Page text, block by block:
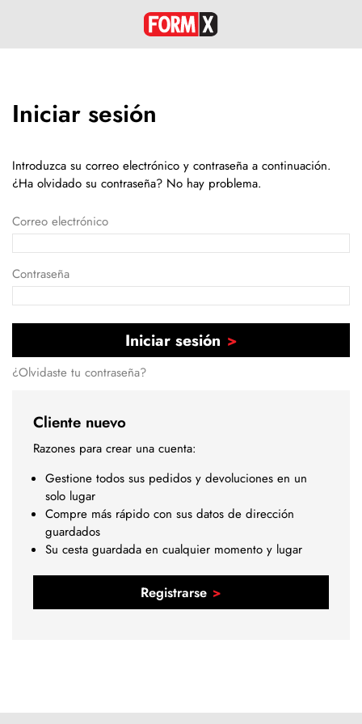
Iniciar sesión
Introduzca su correo electrónico y contraseña a continuación.
¿Ha olvidado su contraseña? No hay problema.
Correo electrónico
Contraseña
Iniciar sesión
¿Olvidaste tu contraseña?
Cliente nuevo
Razones para crear una cuenta:
Gestione todos sus pedidos y devoluciones en un
solo lugar
Compre más rápido con sus datos de dirección
guardados
Su cesta guardada en cualquier momento y lugar
Registrarse